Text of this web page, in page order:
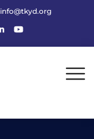
info@tkyd.org